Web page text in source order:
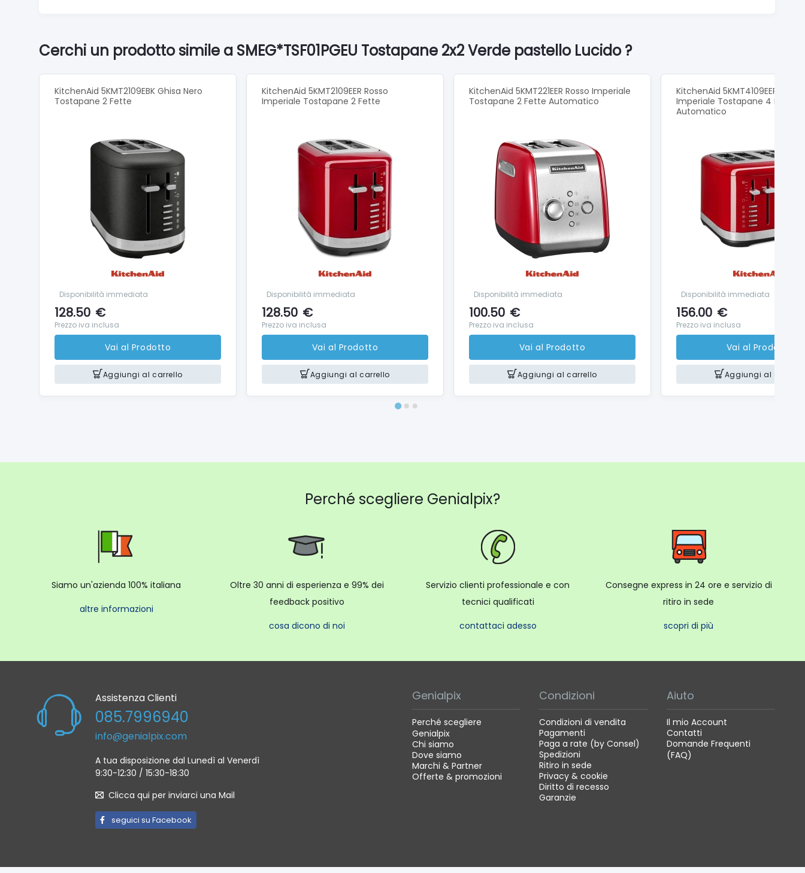
Funzione bagel: Sì
Specifiche tecniche:
Potenza: 950 W
Frequenza: 50/60 Hz
Lunghezza del cavo di alimentazione: 1 m
Dimensioni prodotto: 198 x 310 (325 leva inclusa) x 195 mm
Peso netto (Kg): 2.400 kg
Cerchi un prodotto simile a SMEG*TSF01PGEU Tostapane 2x2 Verde pastello Lucido ?
KitchenAid 5KMT2109EBK Ghisa Nero
Tostapane 2 Fette
Disponibilità immediata
128.50 €
Prezzo iva inclusa
Vai al Prodotto
Aggiungi al carrello
KitchenAid 5KMT2109EER Rosso
Imperiale Tostapane 2 Fette
Disponibilità immediata
128.50 €
Prezzo iva inclusa
Vai al Prodotto
Aggiungi al carrello
KitchenAid 5KMT221EER Rosso Imperiale
Tostapane 2 Fette Automatico
Disponibilità immediata
100.50 €
Prezzo iva inclusa
Vai al Prodotto
Aggiungi al carrello
KitchenAid 5KMT4109EER Rosso
Imperiale Tostapane 4 Fette
Automatico
Disponibilità immediata
156.00 €
Prezzo iva inclusa
Vai al Prodotto
Aggiungi al carrello
Perché scegliere Genialpix?
Siamo un'azienda 100% italiana
altre informazioni
Oltre 30 anni di esperienza e 99% dei
feedback positivo
cosa dicono di noi
Servizio clienti professionale e con
tecnici qualificati
contattaci adesso
Consegne express in 24 ore e servizio di
ritiro in sede
scopri di più
Assistenza Clienti
085.7996940
info@genialpix.com
A tua disposizione dal Lunedì al Venerdì
9:30-12:30 / 15:30-18:30
Clicca qui per inviarci una Mail
seguici su Facebook
Genialpix
Perché scegliere
Genialpix
Chi siamo
Dove siamo
Marchi & Partner
Offerte & promozioni
Condizioni
Condizioni di vendita
Pagamenti
Paga a rate (by Consel)
Spedizioni
Ritiro in sede
Privacy & cookie
Diritto di recesso
Garanzie
Aiuto
Il mio Account
Contatti
Domande Frequenti
(FAQ)